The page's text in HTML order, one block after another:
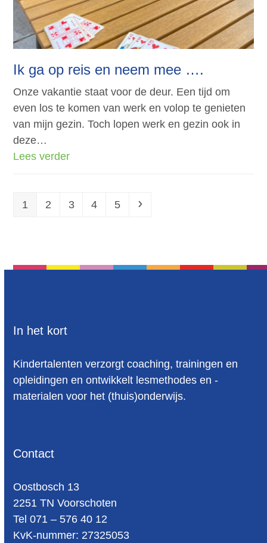
Ik ga op reis en neem mee ….
Onze vakantie staat voor de deur. Een tijd om
even los te komen van werk en volop te genieten
van mijn gezin. Toch lopen werk en gezin ook in
deze…
Lees verder
Page
1 Page
2 Page
3 Page
4 Page
5 Next
In het kort
Kindertalenten verzorgt coaching, trainingen en
opleidingen en ontwikkelt lesmethodes en -
materialen voor het (thuis)onderwijs.
Contact
Oost­bosch 13
2251 TN Voorschoten
Tel 071 – 576 40 12
KvK-nummer: 27325053